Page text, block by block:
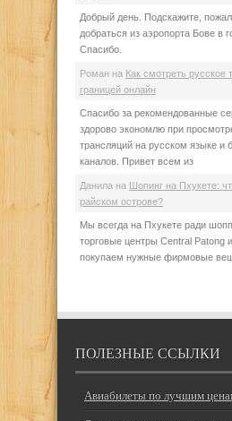
Добрый день. Подскажите,
добраться из аэропорта Бове в
Спасибо.
Роман на Как смотреть русское
границей онлайн
Спасибо за рекомендованные
здорово экономлю при
трансляций на русском языке и
каналов. Привет всем из
Данила на Шопинг на Пхукете:
райском острове?
Мы всегда на Пхукете ради
торговые центры Central Patong
покупаем нужные фирмовые
ПОЛЕЗНЫЕ ССЫЛКИ
Авиабилеты по лучшим